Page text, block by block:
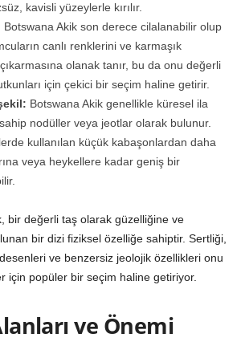
kavisli yüzeylerle kırılır.
Botswana Akik son derece cilalanabilir olup
canlı renklerini ve karmaşık
olanak tanır, bu da onu değerli
için çekici bir seçim haline getirir.
Botswana Akik genellikle küresel ila
nodüller veya jeotlar olarak bulunur.
kullanılan küçük kabaşonlardan daha
veya heykellere kadar geniş bir
bir değerli taş olarak güzelliğine ve
bir dizi fiziksel özelliğe sahiptir. Sertliği,
ve benzersiz jeolojik özellikleri onu
için popüler bir seçim haline getiriyor.
ve Önemi